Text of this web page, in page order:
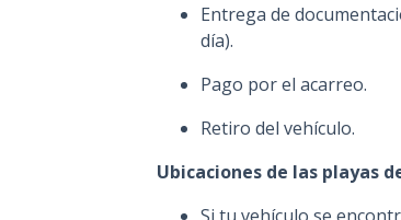
Entrega de
día).
Pago por el acarreo.
Retiro del vehículo.
Ubicaciones de las playas